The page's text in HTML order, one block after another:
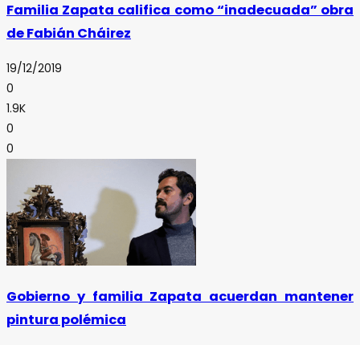
Familia Zapata califica como “inadecuada” obra
de Fabián Cháirez
19/12/2019
0
1.9K
0
0
Gobierno y familia Zapata acuerdan mantener
pintura polémica